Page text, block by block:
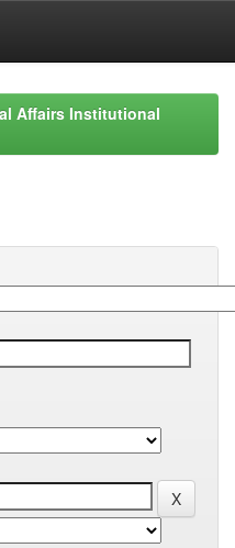
Affairs Institutional